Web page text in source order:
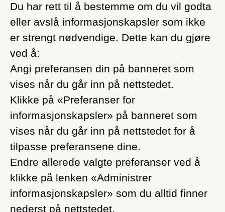
Du har rett til å bestemme om du vil godta
eller avslå informasjonskapsler som ikke
er strengt nødvendige. Dette kan du gjøre
ved å:
Angi preferansen din på banneret som
vises når du går inn på nettstedet.
Klikke på «Preferanser for
informasjonskapsler» på banneret som
vises når du går inn på nettstedet for å
tilpasse preferansene dine.
Endre allerede valgte preferanser ved å
klikke på lenken «Administrer
informasjonskapsler» som du alltid finner
nederst på nettstedet.